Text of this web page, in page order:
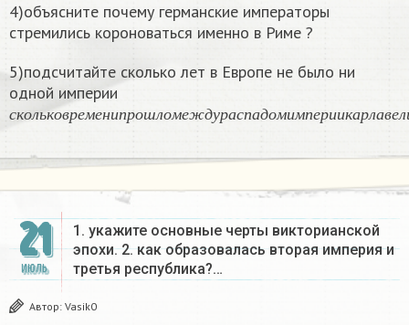
4)объясните почему германские императоры
стремились короноваться именно в Риме ?
5)подсчитайте сколько лет в Европе не было ни
одной империи
с к ол ьк о в р еме н и п р о шл оме ж д у р а с п а д ом имп е р и и ка рл а в ел
скольк овремен ж па
21
ИЮЛЬ
1. укажите основные черты викторианской
эпохи. 2. как образовалась вторая империя и
третья республика?…
Автор: Vasik0